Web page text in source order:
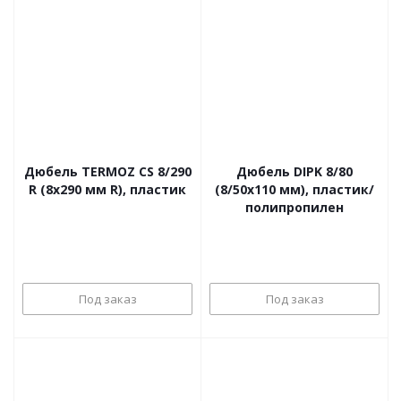
Дюбель TERMOZ CS 8/290
R (8x290 мм R), пластик
Под заказ
Дюбель DIPK 8/80
(8/50x110 мм), пластик/
полипропилен
Под заказ